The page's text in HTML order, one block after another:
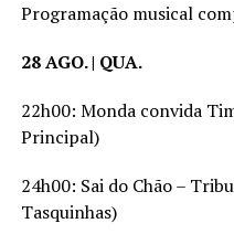
Programação musical
28 AGO. | QUA.
22h00: Monda convida
Principal)
24h00: Sai do Chão –
Tasquinhas)